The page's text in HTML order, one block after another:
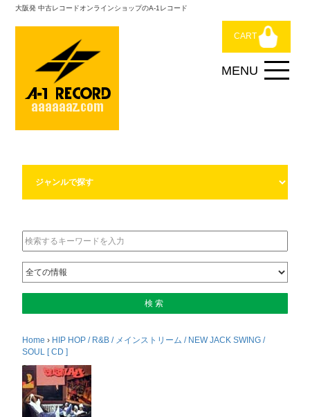
大阪発 中古レコードオンラインショップのA-1レコード
CART
Home › HIP HOP / R&B / メインストリーム / NEW JACK SWING /
SOUL [ CD ]